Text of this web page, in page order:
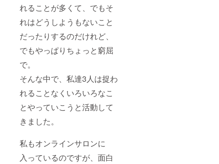
れることが多くて、でもそ
れはどうしようもないこと
だったりするのだけれど、
でもやっぱりちょっと窮屈
で。
そんな中で、私達3人は捉わ
れることなくいろいろなこ
とやっていこうと活動して
きました。
私もオンラインサロンに
入っているのですが、面白